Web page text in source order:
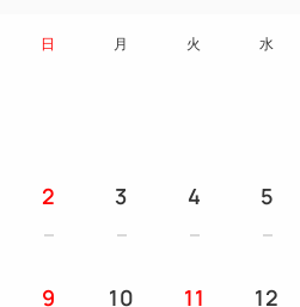
THE FUJITA MEMBERSに
ランがさらにお得にご予約で
◎THE FUJITA MEMBERSに
日 月 火 水
2 3 4 5
9 10 11 12